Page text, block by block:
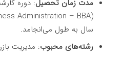
مدت زمان تحصیل: دوره
سال به طول می‌انجامد.
رشته‌های محبوب: مدیریت